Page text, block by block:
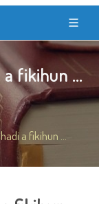
fikihun ...
a fikihun ...